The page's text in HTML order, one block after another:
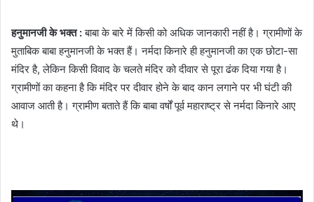
हनुमानजी के भक्त :बाबा के बारे में किसी को अधिक जानकारी नहीं है। ग्रामीणों के
मुताबिक बाबा हनुमानजी के भक्त हैं। नर्मदा किनारे ही हनुमानजी का एक छोटा-सा
मंदिर है, लेकिन किसी विवाद के चलते मंदिर को दीवार से पूरा ढंक दिया गया है।
ग्रामीणों का कहना है कि मंदिर पर दीवार होने के बाद कान लगाने पर भी घंटी की
आवाज आती है। ग्रामीण बताते हैं कि बाबा वर्षों पूर्व महाराष्ट्र से नर्मदा किनारे आए
थे।